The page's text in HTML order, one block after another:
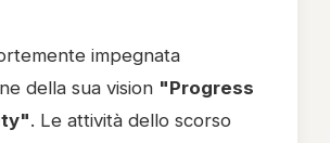
impegnata
della sua vision "Progress
. Le attività dello scorso